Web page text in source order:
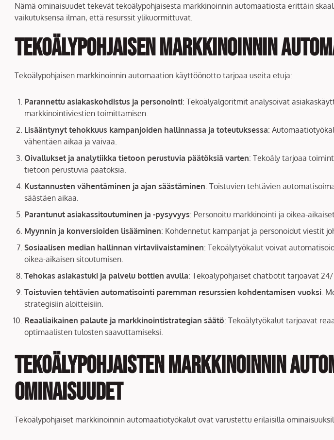
Nämä ominaisuudet tekevät tekoälypohjaisesta markkinoinnin automaatiosta erittäin
vaikutuksensa ilman, että resurssit ylikuormittuvat.
Tekoälypohjaisen markkinoinnin
Tekoälypohjaisen markkinoinnin automaation käyttöönotto tarjoaa useita etuja:
Parannettu asiakaskohdistus ja personointi: Tekoälyalgoritmit analysoivat
markkinointiviestien toimittamisen.
Lisääntynyt tehokkuus kampanjoiden hallinnassa ja toteutuksessa:
vähentäen aikaa ja vaivaa.
Oivallukset ja analytiikka tietoon perustuvia päätöksiä varten: Tekoäly tarjoaa
tietoon perustuvia päätöksiä.
Kustannusten vähentäminen ja ajan säästäminen: Toistuvien tehtävien
säästäen aikaa.
Parantunut asiakassitoutuminen ja -pysyvyys: Personoitu markkinointi ja oikea-
Myynnin ja konversioiden lisääminen: Kohdennetut kampanjat ja personoidut viestit
Sosiaalisen median hallinnan virtaviivaistaminen: Tekoälytyökalut voivat
oikea-aikaisen sitoutumisen.
Tehokas asiakastuki ja palvelu bottien avulla: Tekoälypohjaiset chatbotit tarjoavat
Toistuvien tehtävien automatisointi paremman resurssien kohdentamisen vuoksi:
strategisiin aloitteisiin.
Reaaliaikainen palaute ja markkinointistrategian säätö: Tekoälytyökalut tarjoavat
optimaalisten tulosten saavuttamiseksi.
Tekoälypohjaisten markkinoinnin
ominaisuudet
Tekoälypohjaiset markkinoinnin automaatiotyökalut ovat varustettu erilaisilla